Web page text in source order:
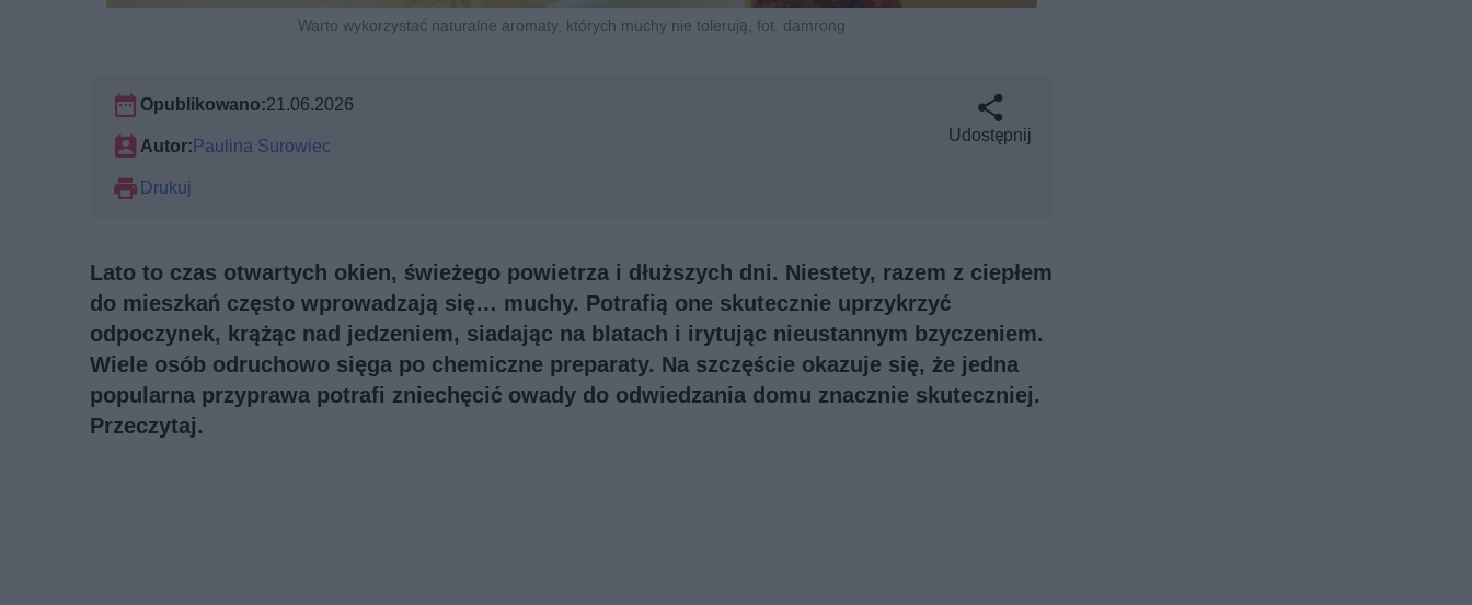
Warto wykorzystać naturalne aromaty, których muchy nie tolerują, fot. damrong
Opublikowano:21.06.2026
Autor:Paulina Surowiec
Drukuj
Udostępnij
Lato to czas otwartych okien, świeżego powietrza i dłuższych dni. Niestety, razem z ciepłem
do mieszkań często wprowadzają się… muchy. Potrafią one skutecznie uprzykrzyć
odpoczynek, krążąc nad jedzeniem, siadając na blatach i irytując nieustannym bzyczeniem.
Wiele osób odruchowo sięga po chemiczne preparaty. Na szczęście okazuje się, że jedna
popularna przyprawa potrafi zniechęcić owady do odwiedzania domu znacznie skuteczniej.
Przeczytaj.